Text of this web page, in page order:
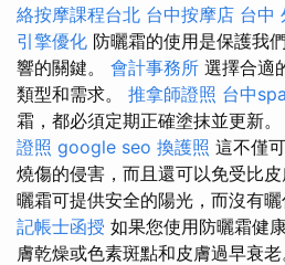
絡按摩課程台北 台中按摩店 台中
引擎優化 防曬霜的使用是保護我
響的關鍵。 會計事務所 選擇合適
類型和需求。 推拿師證照 台中spa
霜，都必須定期正確塗抹並更新。
證照 google seo 換護照 這不僅
燒傷的侵害，而且還可以免受比
曬霜可提供安全的陽光，而沒有曬
記帳士函授 如果您使用防曬霜健
膚乾燥或色素斑點和皮膚過早衰老